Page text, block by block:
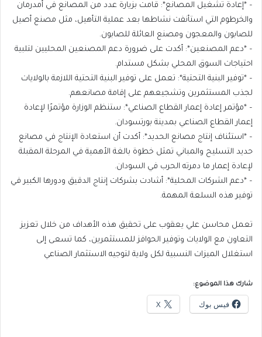
– *إعادة تشغيل المصانع*: قامت بزيارة عدد من المصانع في أمدرمان
والخرطوم التي استأنفت نشاطها بعد عملية التأهيل، مثل مصنع أصيل
للصابون والمعجون ومصنع العائلة للصابون.
– *دعم المصنعين*: أكدت على ضرورة دعم المصنعين المحليين لتلبية
احتياجات السوق المحلي بشكل مستدام.
– *توفير البنية التحتية*: تعمل على توفير البنية التحتية اللازمة بالولايات
لجذب المستثمرين وتشجيعهم على إقامة مصانعهم.
– *مؤتمر إعادة إعمار القطاع الصناعي*: ستنظم الوزارة مؤتمرًا لإعادة
إعمار القطاع الصناعي بمدينة بورتسودان.
– *استئناف إنتاج مصانع الحديد*: أكدت أن استعادة الإنتاج في مصانع
حديد التسليح والمباني تمثل خطوة بالغة الأهمية في المرحلة المقبلة
لإعادة إعمار ما دمرته الحرب في السودان.
– *دعم الشركات المحلية*: أشادت بشركات إنتاج الدقيق ودورها الكبير في
توفير هذه السلعة المهمة.
تعمل محاسن علي يعقوب على تحقيق هذه الأهداف من خلال تعزيز
التعاون مع الولايات وتوفير الحوافز للمستثمرين، كما تسعى إلى
استغلال الميزات النسبية لكل ولاية لتوجيه الاستثمار الصناعي
شارك هذا الموضوع:
فيس بوك X